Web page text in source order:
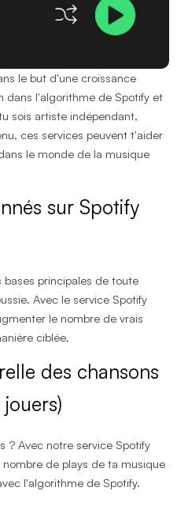
le but d'une croissance
dans l'algorithme de Spotify et
sois artiste indépendant,
ces services peuvent t'aider
le monde de la musique
sur Spotify
principales de toute
Avec le service Spotify
le nombre de vrais
ciblée.
des chansons
jouers)
? Avec notre service Spotify
de plays de ta musique
l'algorithme de Spotify.